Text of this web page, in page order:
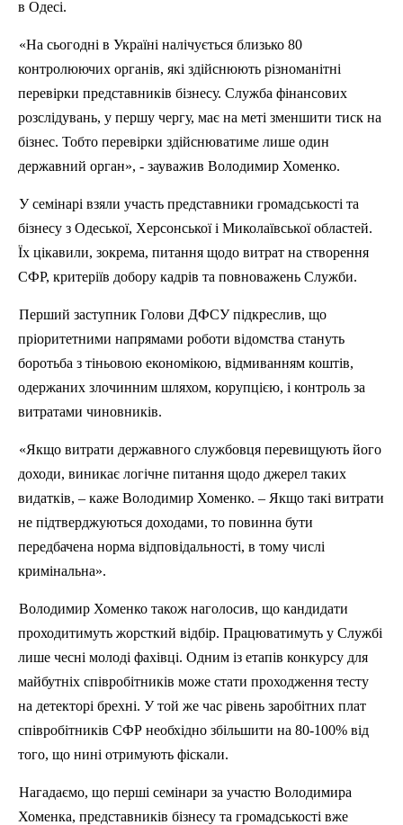
в Одесі.
«На сьогодні в Україні налічується близько 80
контролюючих органів, які здійснюють різноманітні
перевірки представників бізнесу. Служба фінансових
розслідувань, у першу чергу, має на меті зменшити тиск на
бізнес. Тобто перевірки здійснюватиме лише один
державний орган», - зауважив Володимир Хоменко.
У семінарі взяли участь представники громадськості та
бізнесу з Одеської, Херсонської і Миколаївської областей.
Їх цікавили, зокрема, питання щодо витрат на створення
СФР, критеріїв добору кадрів та повноважень Служби.
Перший заступник Голови ДФСУ підкреслив, що
пріоритетними напрямами роботи відомства стануть
боротьба з тіньовою економікою, відмиванням коштів,
одержаних злочинним шляхом, корупцією, і контроль за
витратами чиновників.
«Якщо витрати державного службовця перевищують його
доходи, виникає логічне питання щодо джерел таких
видатків, – каже Володимир Хоменко. – Якщо такі витрати
не підтверджуються доходами, то повинна бути
передбачена норма відповідальності, в тому числі
кримінальна».
Володимир Хоменко також наголосив, що кандидати
проходитимуть жорсткий відбір. Працюватимуть у Службі
лише чесні молоді фахівці. Одним із етапів конкурсу для
майбутніх співробітників може стати проходження тесту
на детекторі брехні. У той же час рівень заробітних плат
співробітників СФР необхідно збільшити на 80-100% від
того, що нині отримують фіскали.
Нагадаємо, що перші семінари за участю Володимира
Хоменка, представників бізнесу та громадськості вже